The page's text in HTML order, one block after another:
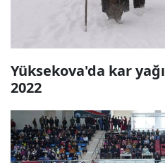
Yüksekova'da kar
2022